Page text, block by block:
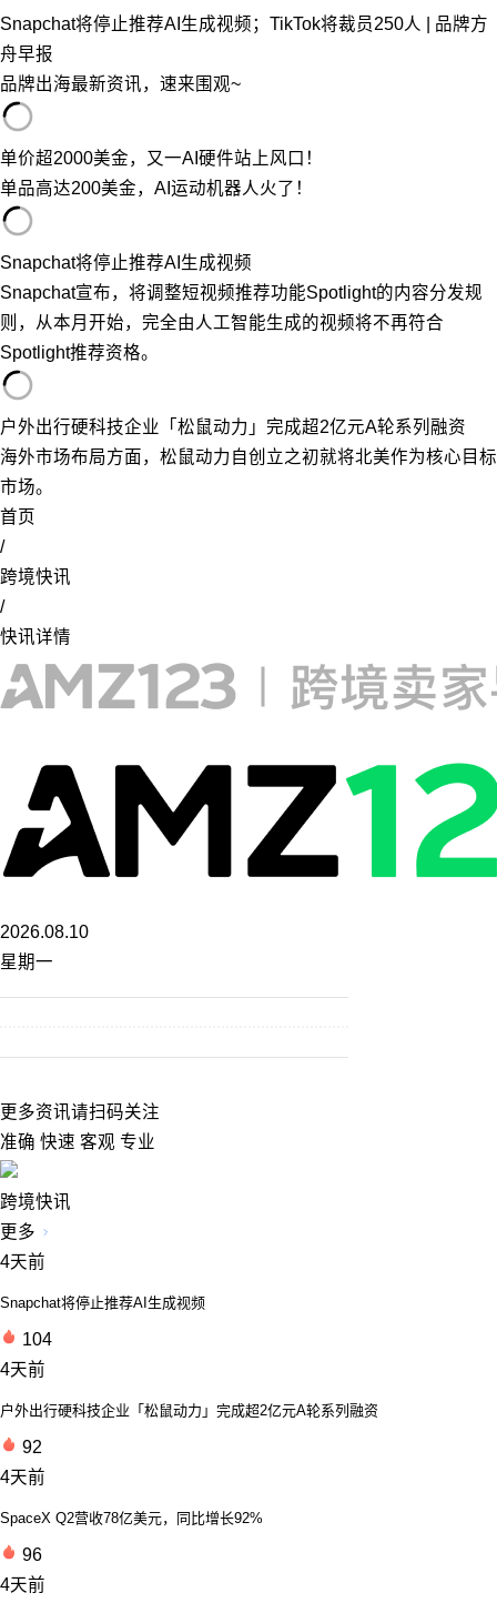
Snapchat将停止推荐AI生成视频；TikTok将裁员250人 | 品牌方
舟早报
品牌出海最新资讯，速来围观~
单价超2000美金，又一AI硬件站上风口！
单品高达200美金，AI运动机器人火了！
Snapchat将停止推荐AI生成视频
Snapchat宣布，将调整短视频推荐功能Spotlight的内容分发规
则，从本月开始，完全由人工智能生成的视频将不再符合
Spotlight推荐资格。
户外出行硬科技企业「松鼠动力」完成超2亿元A轮系列融资
海外市场布局方面，松鼠动力自创立之初就将北美作为核心目标
市场。
首页
/
跨境快讯
/
快讯详情
2026.08.10
星期一
更多资讯请扫码关注
准确 快速 客观 专业
跨境快讯
更多
4天前
Snapchat将停止推荐AI生成视频
104
4天前
户外出行硬科技企业「松鼠动力」完成超2亿元A轮系列融资
92
4天前
SpaceX Q2营收78亿美元，同比增长92%
96
4天前